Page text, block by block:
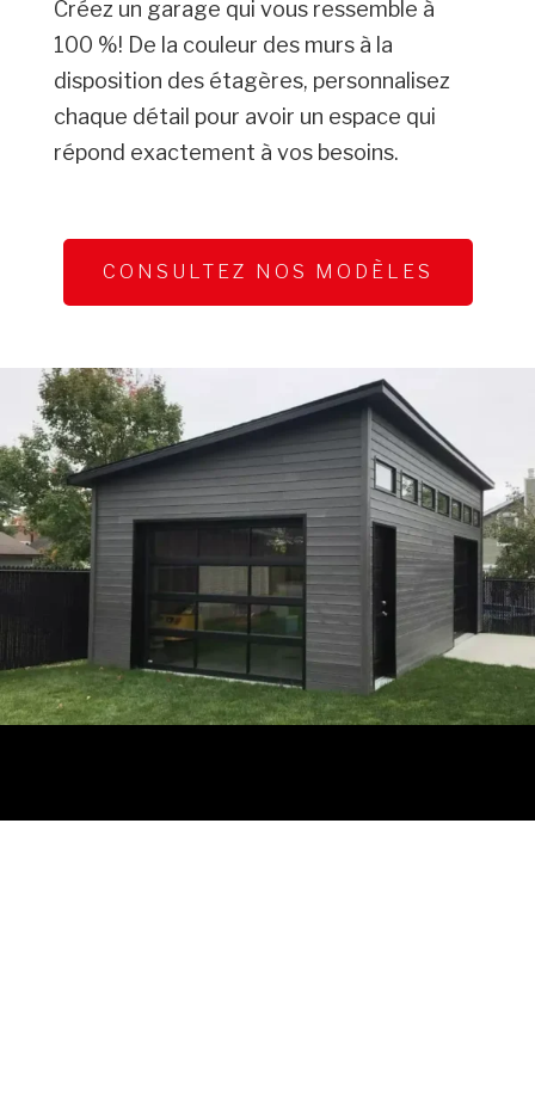
Créez un garage qui vous ressemble à
100 %! De la couleur des murs à la
disposition des étagères, personnalisez
chaque détail pour avoir un espace qui
répond exactement à vos besoins.
CONSULTEZ NOS MODÈLES